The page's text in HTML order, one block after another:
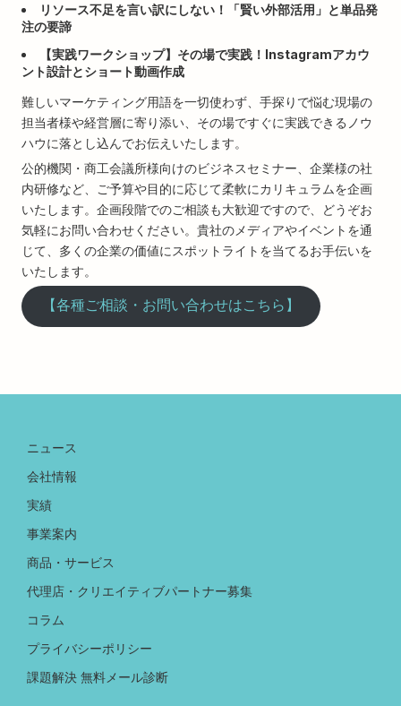
リソース不足を言い訳にしない！「賢い外部活用」と単品発
注の要諦
【実践ワークショップ】その場で実践！Instagramアカウ
ント設計とショート動画作成
難しいマーケティング用語を一切使わず、手探りで悩む現場の
担当者様や経営層に寄り添い、その場ですぐに実践できるノウ
ハウに落とし込んでお伝えいたします。
公的機関・商工会議所様向けのビジネスセミナー、企業様の社
内研修など、ご予算や目的に応じて柔軟にカリキュラムを企画
いたします。企画段階でのご相談も大歓迎ですので、どうぞお
気軽にお問い合わせください。貴社のメディアやイベントを通
じて、多くの企業の価値にスポットライトを当てるお手伝いを
いたします。
【各種ご相談・お問い合わせはこちら】
ニュース
会社情報
実績
事業案内
商品・サービス
代理店・クリエイティブパートナー募集
コラム
プライバシーポリシー
課題解決 無料メール診断